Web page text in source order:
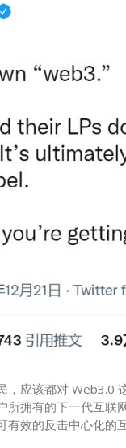
，应该都对 Web3.0
所拥有的下一代互联
有效的反击中心化的